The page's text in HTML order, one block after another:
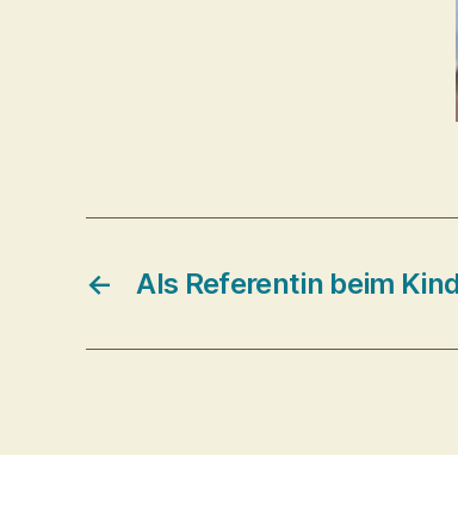
← Als Referentin beim